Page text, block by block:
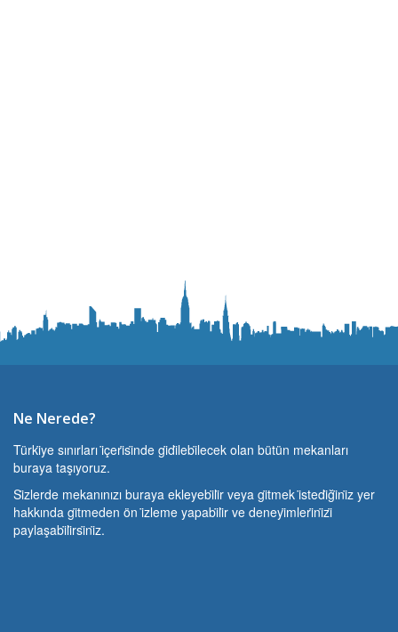
Ne Nerede?
Türki̇ye sınırları i̇çeri̇si̇nde gi̇di̇lebi̇lecek olan bütün mekanları
buraya taşıyoruz.
Si̇zlerde mekanınızı buraya ekleyebi̇li̇r veya gi̇tmek i̇stedi̇ği̇ni̇z yer
hakkında gi̇tmeden ön i̇zleme yapabi̇li̇r ve deneyi̇mleri̇ni̇zi̇
paylaşabi̇li̇rsi̇ni̇z.